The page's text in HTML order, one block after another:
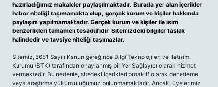
hazırladığımız makaleler paylaşılmaktadır. Burada yer alan içerikler
haber niteliği taşımamakta olup, gerçek kurum ve kişiler hakkında
paylaşım yapılmamaktadır. Gerçek kurum ve kişiler ile isim
benzerlikleri tamamen tesadüfidir. Sitemizdeki bilgiler taslak
halindedir ve tavsiye niteliği taşımazlar.
Sitemiz, 5651 Sayılı Kanun gereğince Bilgi Teknolojileri ve İletişim
Kurumu (BTK) tarafından onaylanmış bir Yer Sağlayıcı olarak hizmet
vermektedir. Bu nedenle, sitedeki içerikleri proaktif olarak denetleme
veya araştırma yükümlülüğümüz bulunmamaktadır. Ancak, üyelerimiz